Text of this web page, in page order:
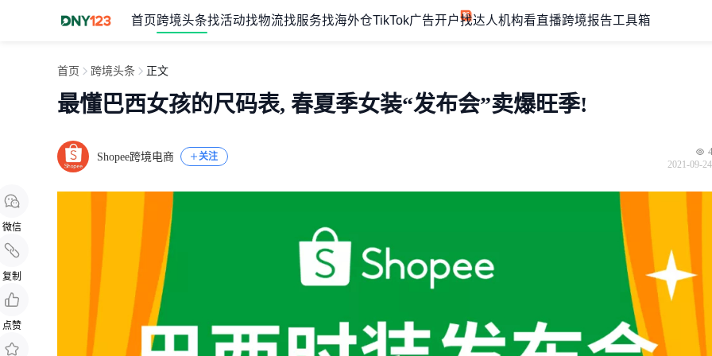
首页 跨境头条找活动找物流找服务找海外仓TikTok广告开户找达人机构看直播跨境报告工具箱
微信
复制
点赞
首页 跨境头条 正文
最懂巴西女孩的尺码表, 春夏季女装“发布会”卖爆旺季!
Shopee跨境电商 关注
2021-09-